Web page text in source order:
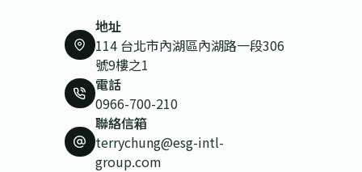
地址
114 台北市內湖區內湖路一段306
號9樓之1
電話
0966-700-210
聯絡信箱
terrychung@esg-intl-
group.com